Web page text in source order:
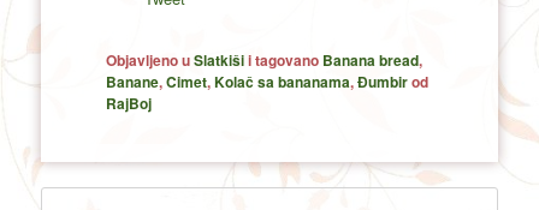
Objavljeno uSlatkišii tagovano Banana bread,
Banane,Cimet,Kolač sa bananama,Đumbirod
RajBoj